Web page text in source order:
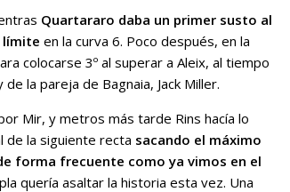
Quartararo daba un primer susto al
límite en la curva 6. Poco después, en la
colocarse 3º al superar a Aleix, al tiempo
de la pareja de Bagnaia, Jack Miller.
Mir, y metros más tarde Rins hacía lo
de la siguiente recta sacando el máximo
forma frecuente como ya vimos en el
quería asaltar la historia esta vez. Una